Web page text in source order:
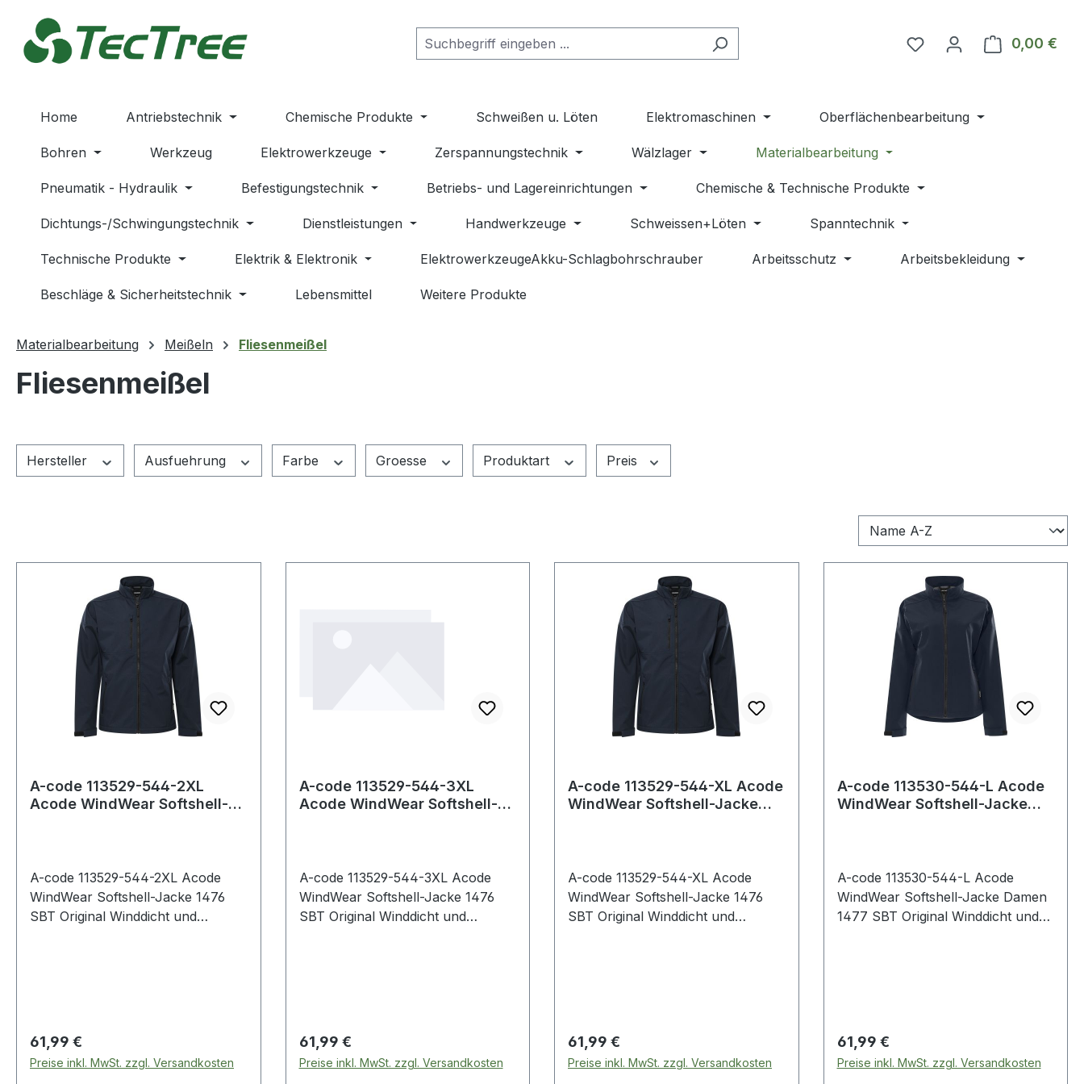
Hauptinhalt springen
Zur Suche springen
Zur Hauptnavigation springen
Du hast 0 Produkte auf
0,00 €
Home Antriebstechnik Chemische Produkte Schweißen u. Löten Elektromaschinen Oberflächenbearbeitung
Bohren Werkzeug Elektrowerkzeuge Zerspannungstechnik Wälzlager Materialbearbeitung
Pneumatik - Hydraulik Befestigungstechnik Betriebs- und Lagereinrichtungen Chemische & Technische Produkte
Dichtungs-/Schwingungstechnik Dienstleistungen Handwerkzeuge Schweissen+Löten Spanntechnik
Technische Produkte Elektrik & Elektronik ElektrowerkzeugeAkku-Schlagbohrschrauber Arbeitsschutz Arbeitsbekleidung
Beschläge & Sicherheitstechnik Lebensmittel Weitere Produkte
Materialbearbeitung Meißeln Fliesenmeißel
Fliesenmeißel
Hersteller Ausfuehrung Farbe Groesse Produktart Preis
A-code 113529-544-2XL
Acode WindWear Softshell-
A-code 113529-544-2XL Acode
WindWear Softshell-Jacke 1476
SBT Original Winddicht und
Rückenpartie / Verstellbarer Saum
/ Verstellbare Armabschlüsse /
Wassersäule des Gewebes:
Regulärer Preis:
61,99 €
Preise inkl. MwSt. zzgl. Versandkosten
A-code 113529-544-3XL
Acode WindWear Softshell-
A-code 113529-544-3XL Acode
WindWear Softshell-Jacke 1476
SBT Original Winddicht und
Rückenpartie / Verstellbarer Saum
/ Verstellbare Armabschlüsse /
Wassersäule des Gewebes:
Regulärer Preis:
61,99 €
Preise inkl. MwSt. zzgl. Versandkosten
A-code 113529-544-XL Acode
WindWear Softshell-Jacke
A-code 113529-544-XL Acode
WindWear Softshell-Jacke 1476
SBT Original Winddicht und
Rückenpartie / Verstellbarer Saum
/ Verstellbare Armabschlüsse /
Wassersäule des Gewebes:
Regulärer Preis:
61,99 €
Preise inkl. MwSt. zzgl. Versandkosten
A-code 113530-544-L Acode
WindWear Softshell-Jacke
A-code 113530-544-L Acode
WindWear Softshell-Jacke Damen
1477 SBT Original Winddicht und
/ Verstellbare Armabschlüsse /
Wassersäule des Materials:
8.000 mm / OEKO-TEX®
Regulärer Preis:
61,99 €
Preise inkl. MwSt. zzgl. Versandkosten